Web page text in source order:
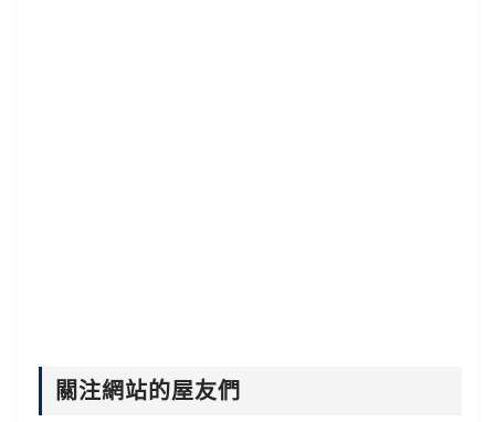
關注網站的屋友們